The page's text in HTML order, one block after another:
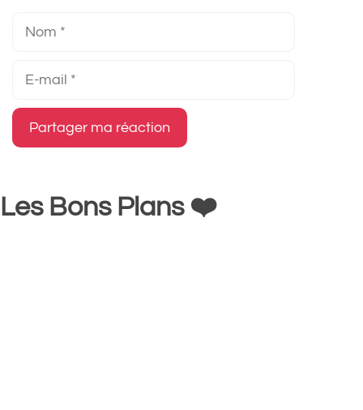
Les Bons Plans ❤️